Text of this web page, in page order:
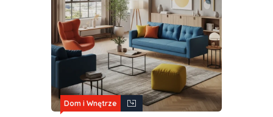
Dom i Wnętrze